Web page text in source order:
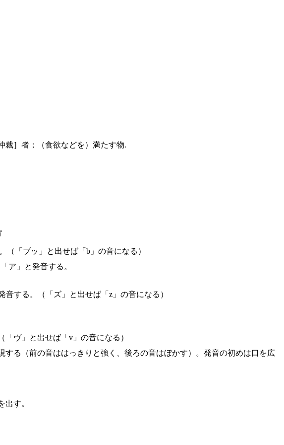
裁］者；（食欲などを）満たす物.
（「ブッ」と出せば「b」の音になる）
ア」と発音する。
する。（「ズ」と出せば「z」の音になる）
ヴ」と出せば「v」の音になる）
する（前の音ははっきりと強く、後ろの音はぼかす）。発音の初めは口を広
出す。